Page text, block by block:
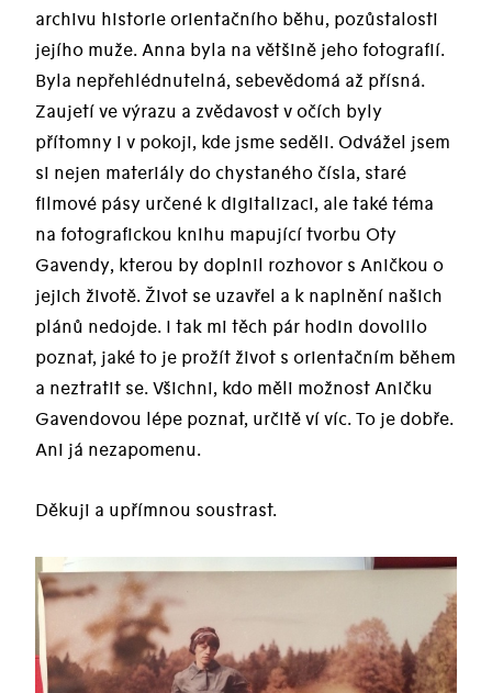
archivu historie orientačního běhu, pozůstalosti
jejího muže. Anna byla na většině jeho fotografií.
Byla nepřehlédnutelná, sebevědomá až přísná.
Zaujetí ve výrazu a zvědavost v očích byly
přítomny i v pokoji, kde jsme seděli. Odvážel jsem
si nejen materiály do chystaného čísla, staré
filmové pásy určené k digitalizaci, ale také téma
na fotografickou knihu mapující tvorbu Oty
Gavendy, kterou by doplnil rozhovor s Aničkou o
jejich životě. Život se uzavřel a k naplnění našich
plánů nedojde. I tak mi těch pár hodin dovolilo
poznat, jaké to je prožít život s orientačním během
a neztratit se. Všichni, kdo měli možnost Aničku
Gavendovou lépe poznat, určitě ví víc. To je dobře.
Ani já nezapomenu.
Děkuji a upřímnou soustrast.